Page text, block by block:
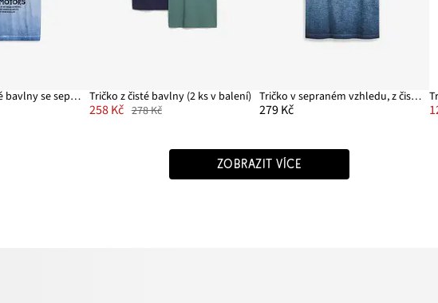
Tričko z organické bavlny se sepraným vzhledem Tričko z čisté bavlny (2 ks v balení)
258 Kč 278 Kč
Tričko v sepraném vzhledu, z čisté organické bavlny
279 Kč
ZOBRAZIT VÍCE